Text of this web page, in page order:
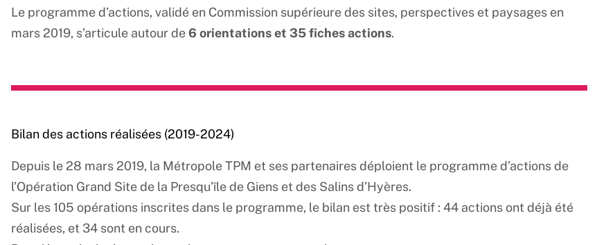
Le programme d’actions, validé en Commission supérieure des sites, perspectives et paysages en
mars 2019, s’articule autour de6 orientations et 35 fiches actions.
Bilan des actions réalisées (2019-2024)
Depuis le 28 mars 2019, la Métropole TPM et ses partenaires déploient le programme d’actions de
l’Opération Grand Site de la Presqu’île de Giens et des Salins d’Hyères.
Sur les 105 opérations inscrites dans le programme, le bilan est très positif : 44 actions ont déjà été
réalisées, et 34 sont en cours.